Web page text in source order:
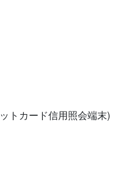
トカード信用照会端末)